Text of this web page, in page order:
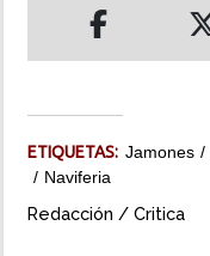
ETIQUETAS: Jamones
Naviferia
Redacción / Critica